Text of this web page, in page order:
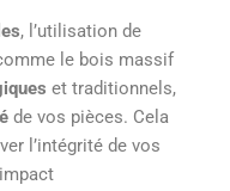
, l’utilisation de
le bois massif
et traditionnels,
de vos pièces. Cela
l’intégrité de vos